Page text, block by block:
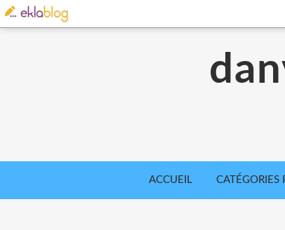
ACCUEIL CATÉGORIES